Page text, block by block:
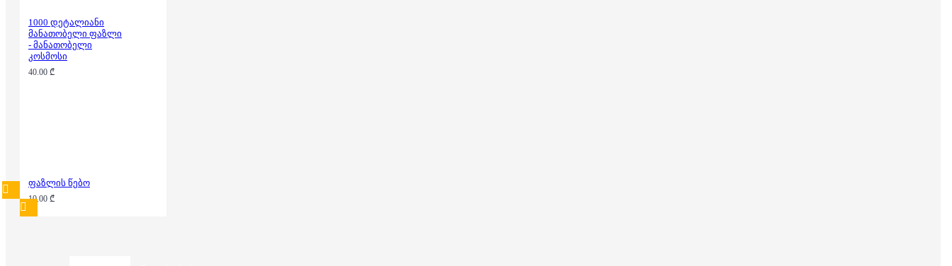
1000 დეტალიანი
მანათობელი ფაზლი
- მანათობელი
კოსმოსი
40.00 ₾
ფაზლის წებო
10.00 ₾